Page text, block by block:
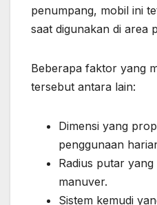
penumpang, mobil ini
saat digunakan di area
Beberapa faktor yang
tersebut antara lain:
Dimensi yang
penggunaan
Radius putar
manuver.
Sistem kemudi